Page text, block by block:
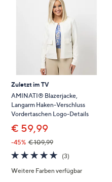
Zuletzt im TV
AMINATI® Blazerjacke,
Langarm Haken-Verschluss
Vordertaschen Logo-Details
€ 59,99
-45% € 109,99
5.0
von
5
(3)
Weitere Farben verfügbar